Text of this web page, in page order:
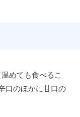
めても食べるこ
口のほかに甘口の